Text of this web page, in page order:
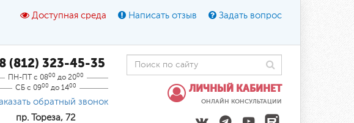
Доступная среда Написать отзыв Задать вопрос
Звук
(812) 323-45-35
ПН-ПТ с 0800 до 2000
СБ с 0900 до 1400
обратный звонок
пр. Тореза, 72
ЛИЧНЫЙ КАБИНЕТ
ОНЛАЙН КОНСУЛЬТАЦИИ